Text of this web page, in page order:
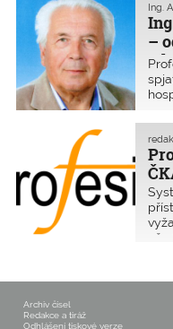
–
Ing.
již
Archiv čísel
Redakce a tiráž
Odhlášení tiskové verze